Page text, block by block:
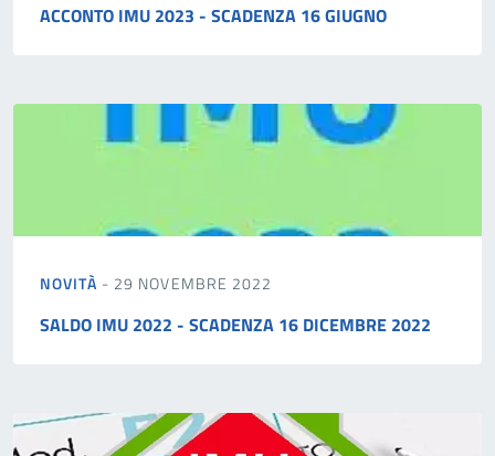
ACCONTO IMU 2023 - SCADENZA 16 GIUGNO
NOVITÀ - 29 NOVEMBRE 2022
SALDO IMU 2022 - SCADENZA 16 DICEMBRE 2022